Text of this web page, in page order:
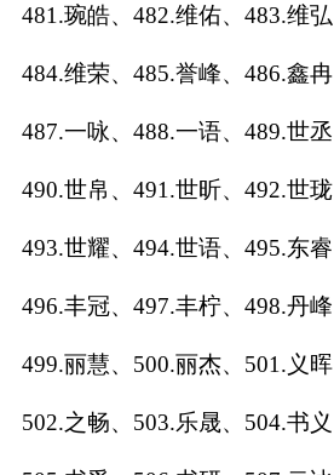
481.琬皓、482.维佑、483.维弘
484.维荣、485.誉峰、486.鑫冉
487.一咏、488.一语、489.世丞
490.世帛、491.世昕、492.世珑
493.世耀、494.世语、495.东睿
496.丰冠、497.丰柠、498.丹峰
499.丽慧、500.丽杰、501.义晖
502.之畅、503.乐晟、504.书义